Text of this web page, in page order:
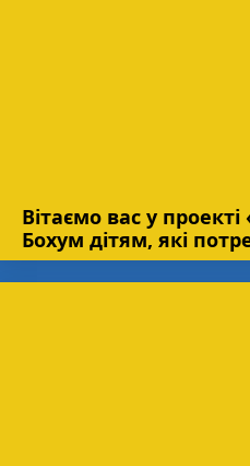
Вітаємо вас у
Бохум дітям, які